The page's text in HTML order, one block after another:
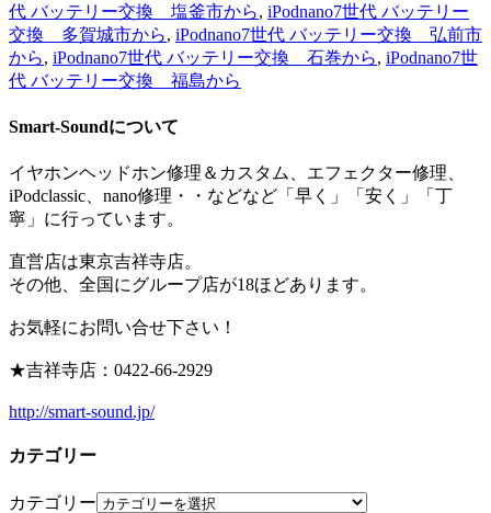
代 バッテリー交換 塩釜市から, iPodnano7世代 バッテリー
交換 多賀城市から, iPodnano7世代 バッテリー交換 弘前市
から, iPodnano7世代 バッテリー交換 石巻から, iPodnano7世
代 バッテリー交換 福島から
Smart-Soundについて
イヤホンヘッドホン修理＆カスタム、エフェクター修理、
iPodclassic、nano修理・・などなど「早く」「安く」「丁
寧」に行っています。
直営店は東京吉祥寺店。
その他、全国にグループ店が18ほどあります。
お気軽にお問い合せ下さい！
★吉祥寺店：0422-66-2929
http://smart-sound.jp/
カテゴリー
カテゴリー